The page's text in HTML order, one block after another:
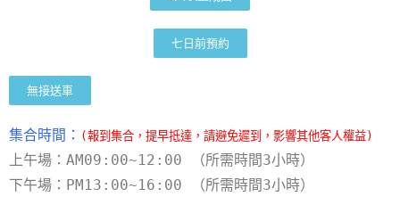
七日前預約
無接送車
集合時間： (報到集合，提早抵達，請避免遲到，影響其他客人權益)
上午場： AM09:00~12:00 （所需時間3小時）
下午場： PM13:00~16:00 （所需時間3小時）